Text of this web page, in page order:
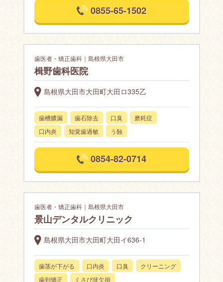
0855-65-1502
歯医者・矯正歯科｜島根県大田市
楫野歯科医院
島根県大田市大田町大田ロ335乙
歯槽膿漏 歯石除去 口臭
磨耗症
口内炎
知覚歯過敏 う蝕
0854-82-0714
歯医者・矯正歯科｜島根県大田市
景山デンタルクリニック
島根県大田市大田町大田イ636-1
歯茎が下がる 口内炎 口臭
クリーニング
歯列矯正
くさび状欠損